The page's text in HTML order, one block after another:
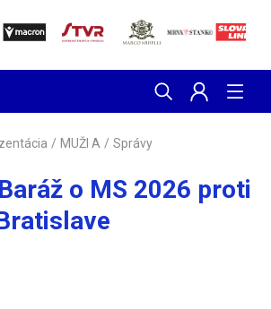
/ MUŽI A / Správy
o MS 2026 proti